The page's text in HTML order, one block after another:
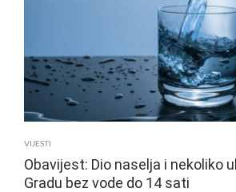
FAŠNIK
VIJESTI
Obavijest: Dio naselja i nekoliko
Gradu bez vode do 14 sati